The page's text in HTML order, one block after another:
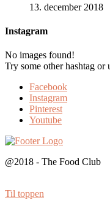
13. december 2018
Instagram
No images found!
Try some other hashtag or
Facebook
Instagram
Pinterest
Youtube
@2018 - The Food Club
Til toppen